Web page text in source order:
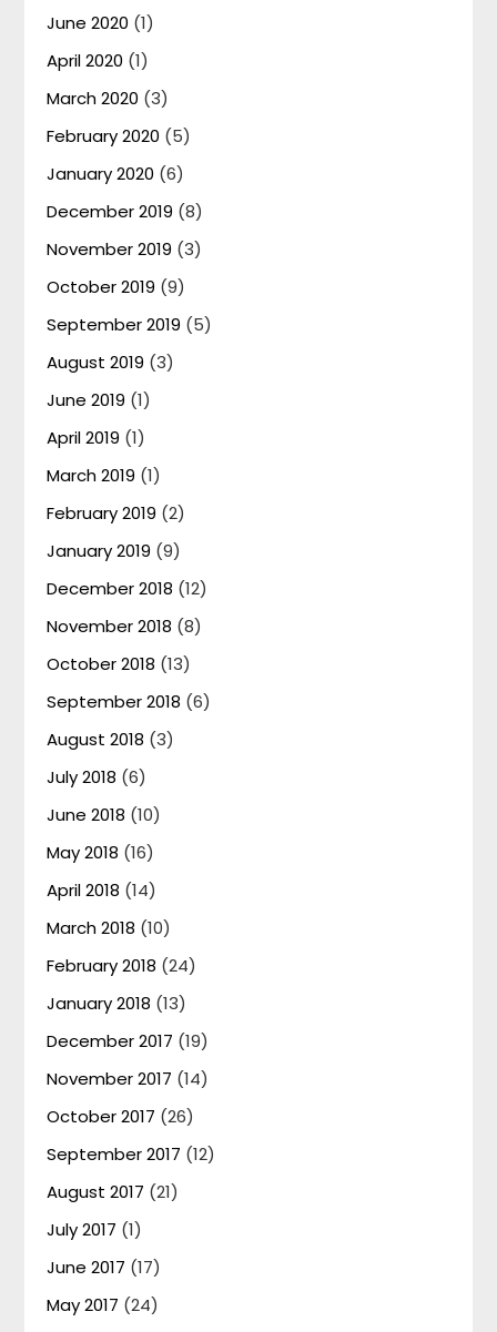
June 2020 (1)
April 2020 (1)
March 2020 (3)
February 2020 (5)
January 2020 (6)
December 2019 (8)
November 2019 (3)
October 2019 (9)
September 2019 (5)
August 2019 (3)
June 2019 (1)
April 2019 (1)
March 2019 (1)
February 2019 (2)
January 2019 (9)
December 2018 (12)
November 2018 (8)
October 2018 (13)
September 2018 (6)
August 2018 (3)
July 2018 (6)
June 2018 (10)
May 2018 (16)
April 2018 (14)
March 2018 (10)
February 2018 (24)
January 2018 (13)
December 2017 (19)
November 2017 (14)
October 2017 (26)
September 2017 (12)
August 2017 (21)
July 2017 (1)
June 2017 (17)
May 2017 (24)